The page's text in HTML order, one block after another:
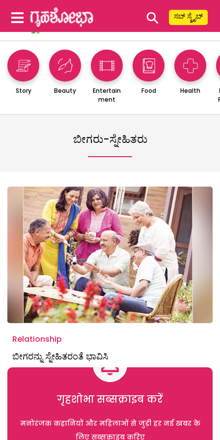
⚲ ಸಬ್ ಸ್ಕ್ರೈಬ್
Story Beauty
Entertain
ment
Food Health
ಬೀಗರು-ಸ್ನೇಹಿತರು
Relationship
ಬೀಗರನ್ನು ಸ್ನೇಹಿತರಂತೆ ಭಾವಿಸಿ
गृहशोभा सब्सक्राइब करें
मनोरंजक कहानियों और महिलाओं से जुड़ी हर नई खबर के
लिए सब्सक्राइब करिए